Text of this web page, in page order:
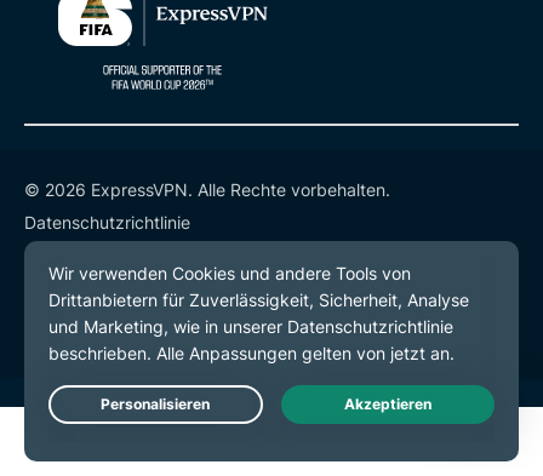
© 2026 ExpressVPN. Alle Rechte vorbehalten.
Datenschutzrichtlinie
Servicebedingungen
Cookie-Einstellungen
Live Chat